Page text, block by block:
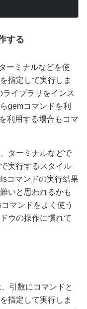
する
ーミナルなどを使
指定して実行しま
イブラリをインス
gemコマンドを利
利用する場合もコマ
ターミナルなどで
実行するスタイル
コマンドの実行結果
いと思われるかも
マンドをよく使う
ウの操作に慣れて
引数にコマンドと
指定して実行しま